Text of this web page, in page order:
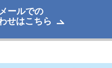
ールでの
せはこちら